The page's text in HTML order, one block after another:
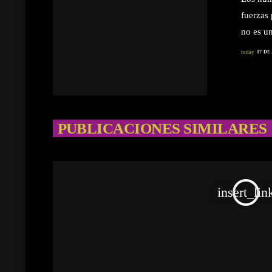
fuerzas
no es
today 17 DE
PUBLICACIONES SIMILARES